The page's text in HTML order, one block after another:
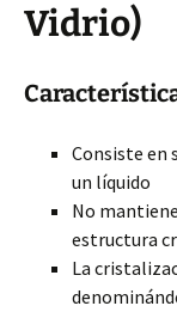
Vidrio)
Consiste en
un líquido
No
estructura
La